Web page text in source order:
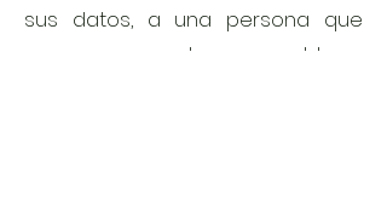
sus datos, a una persona que
presume es el responsable y